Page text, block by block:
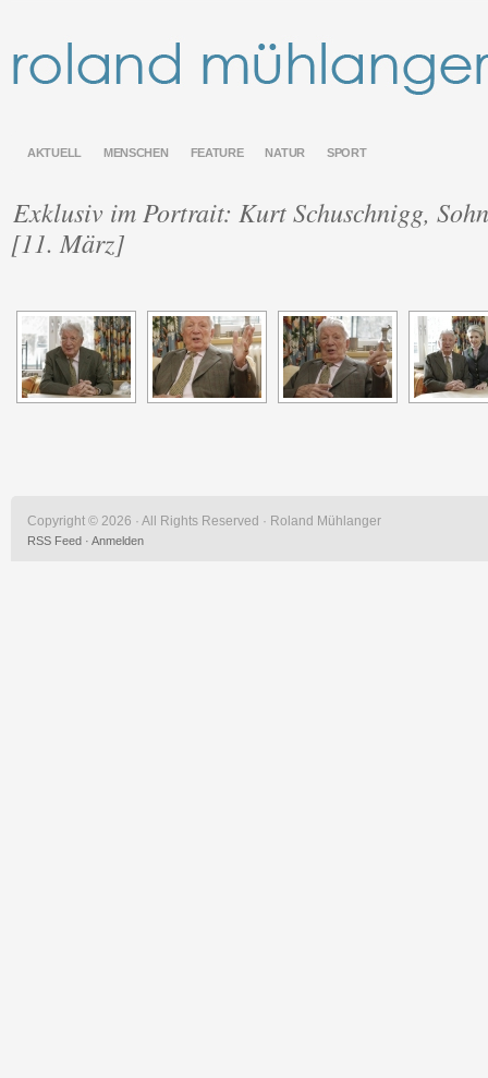
AKTUELL MENSCHEN FEATURE NATUR SPORT
Exklusiv im Portrait: Kurt Schuschnigg,
[11. März]
Copyright © 2026 · All Rights Reserved · Roland Mühlanger
RSS Feed · Anmelden